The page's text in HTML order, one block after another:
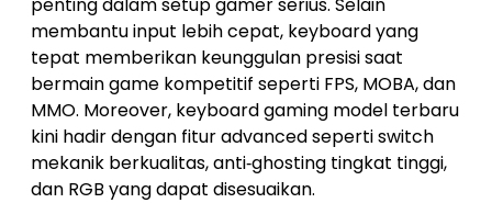
membantu input lebih cepat, keyboard yang
tepat memberikan keunggulan presisi saat
bermain game kompetitif seperti FPS, MOBA, dan
MMO. Moreover, keyboard gaming model terbaru
kini hadir dengan fitur advanced seperti switch
mekanik berkualitas, anti‑ghosting tingkat tinggi,
dan RGB yang dapat disesuaikan.